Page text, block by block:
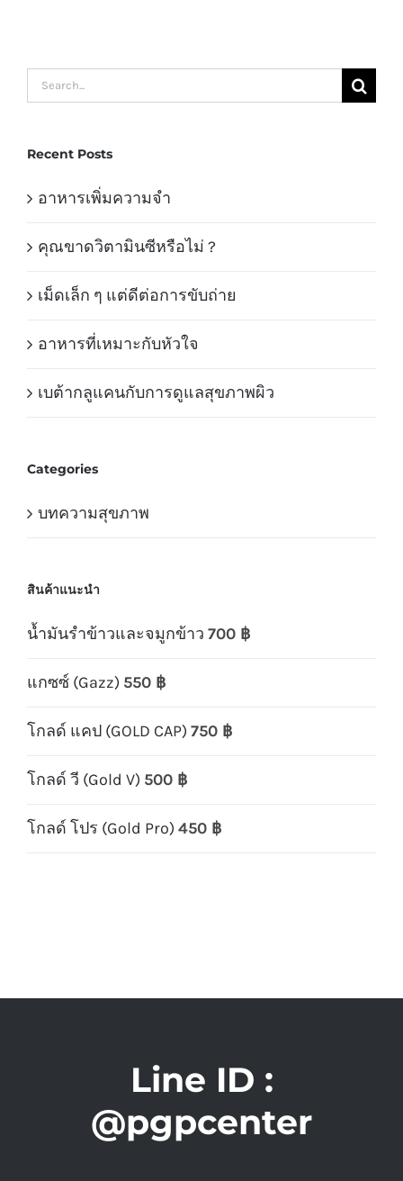
Search
Recent Posts
อาหารเพิ่มความจำ
คุณขาดวิตามินซีหรือไม่ ?
เม็ดเล็ก ๆ แต่ดีต่อการขับถ่าย
อาหารที่เหมาะกับหัวใจ
เบต้ากลูแคนกับการดูแลสุขภาพผิว
Categories
บทความสุขภาพ
สินค้าแนะนำ
น้ำมันรำข้าวและจมูกข้าว 700 ฿
แกซซ์ (Gazz) 550 ฿
โกลด์ แคป (GOLD CAP) 750 ฿
โกลด์ วี (Gold V) 500 ฿
โกลด์ โปร (Gold Pro) 450 ฿
Line ID :
@pgpcenter